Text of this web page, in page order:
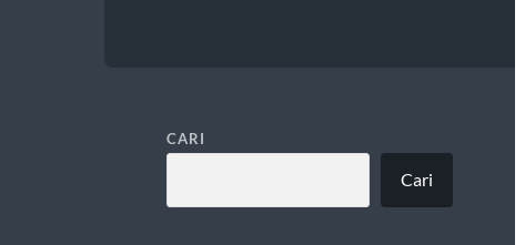
CARI
Cari